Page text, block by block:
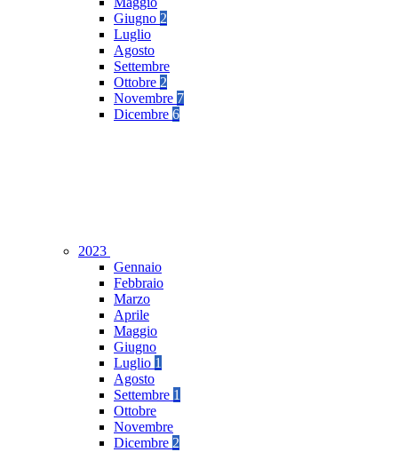
Giugno 2
Luglio
Agosto
Settembre
Ottobre 2
Novembre 7
Dicembre 6
2023
Gennaio
Febbraio
Marzo
Aprile
Maggio
Giugno
Luglio 1
Agosto
Settembre 1
Ottobre
Novembre
Dicembre 2